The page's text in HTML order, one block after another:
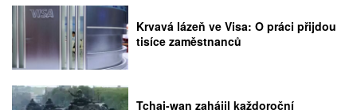
Krvavá lázeň ve Visa: O práci přijdou
tisíce zaměstnanců
Tchaj-wan zahájil každoroční